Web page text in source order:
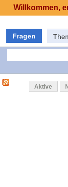
Fragen
Aktive
Willkommen,